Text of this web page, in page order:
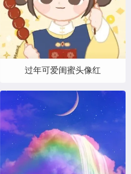
过年可爱闺蜜头像红